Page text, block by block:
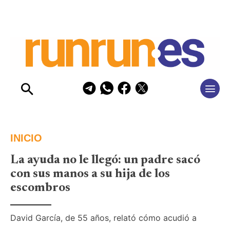
INICIO
La ayuda no le llegó: un padre sacó
con sus manos a su hija de los
escombros
David García, de 55 años, relató cómo acudió a